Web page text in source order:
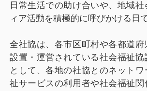
日常生活での助け合いや、地域
ィア活動を積極的に呼びかける日で
全社協は、各市区町村や各都道府
設置・運営されている社会福祉
として、各地の社協とのネット
祉サービスの利用者や社会福祉関